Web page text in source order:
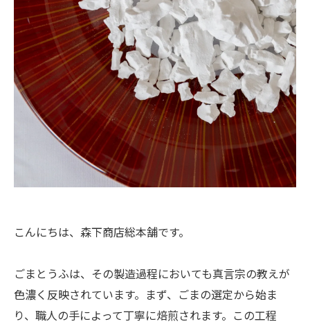
こんにちは、森下商店総本舗です。
ごまとうふは、その製造過程においても真言宗の教えが
色濃く反映されています。まず、ごまの選定から始ま
り、職人の手によって丁寧に焙煎されます。この工程